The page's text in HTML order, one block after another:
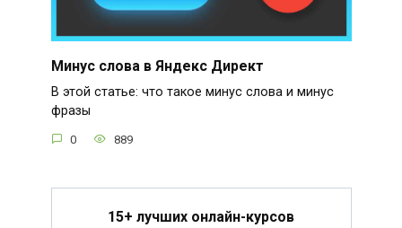
Минус слова в Яндекс Директ
В этой статье: что такое минус слова и минус
фразы
0 889
15+ лучших онлайн-курсов